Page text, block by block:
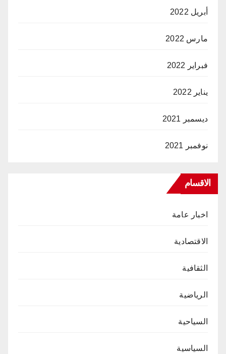
أبريل 2022
مارس 2022
فبراير 2022
يناير 2022
ديسمبر 2021
نوفمبر 2021
الاقسام
اخبار عامة
الاقتصادية
الثقافية
الرياضية
السياحية
السياسية